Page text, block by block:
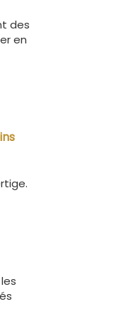
des
en